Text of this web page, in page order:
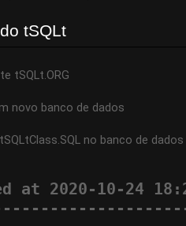
tSQLt
tSQLt.ORG
novo banco de dados
no banco de dados
at 2020-10-24